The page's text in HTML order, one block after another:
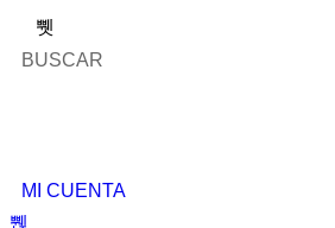
BUSCAR
MI CUENTA